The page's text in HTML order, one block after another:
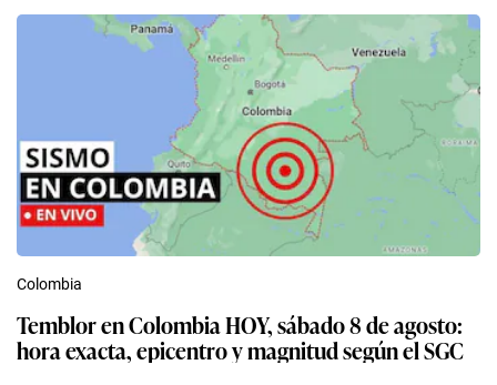
Colombia
Temblor en Colombia HOY, sábado 8 de agosto:
hora exacta, epicentro y magnitud según el SGC